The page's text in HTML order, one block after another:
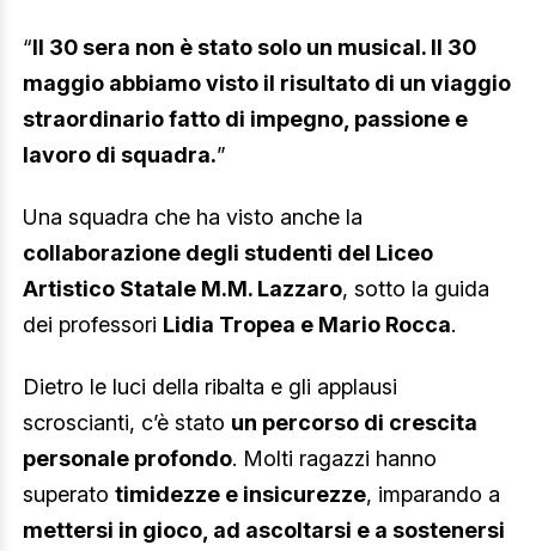
“Il 30 sera non è stato solo un musical. Il 30
maggio abbiamo visto il risultato di un viaggio
straordinario fatto di impegno, passione e
lavoro di squadra.”
Una squadra che ha visto anche la
collaborazione degli studenti del Liceo
Artistico Statale M.M. Lazzaro, sotto la guida
dei professori Lidia Tropea e Mario Rocca.
Dietro le luci della ribalta e gli applausi
scroscianti, c’è stato un percorso di crescita
personale profondo. Molti ragazzi hanno
superato timidezze e insicurezze, imparando a
mettersi in gioco, ad ascoltarsi e a sostenersi